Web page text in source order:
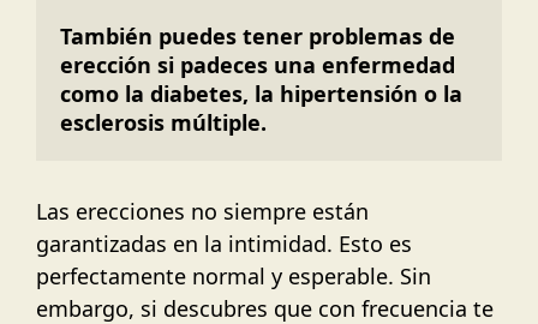
También puedes tener problemas de
erección si padeces una enfermedad
como la diabetes, la hipertensión o la
esclerosis múltiple.
Las erecciones no siempre están
garantizadas en la intimidad. Esto es
perfectamente normal y esperable. Sin
embargo, si descubres que con frecuencia te